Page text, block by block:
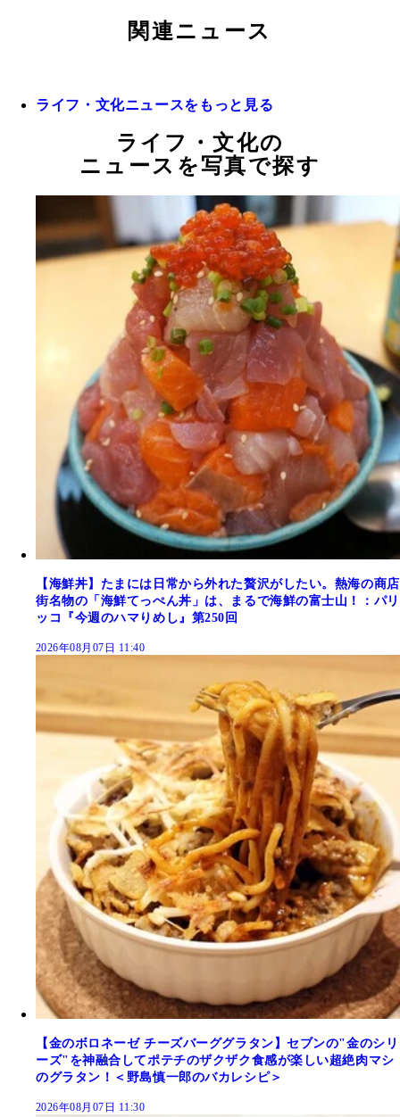
関連ニュース
ライフ・文化ニュースをもっと見る
ライフ・文化の
ニュースを写真で探す
【海鮮丼】たまには日常から外れた贅沢がしたい。熱海の商店
街名物の「海鮮てっぺん丼」は、まるで海鮮の富士山！：パリ
ッコ『今週のハマりめし』第250回
2026年08月07日 11:40
【金のボロネーゼ チーズバーググラタン】セブンの"金のシリ
ーズ"を神融合してポテチのザクザク食感が楽しい超絶肉マシ
のグラタン！＜野島慎一郎のバカレシピ＞
2026年08月07日 11:30